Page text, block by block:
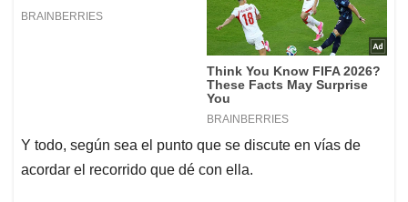
Y todo, según sea el punto que se discute en vías de
acordar el recorrido que dé con ella.